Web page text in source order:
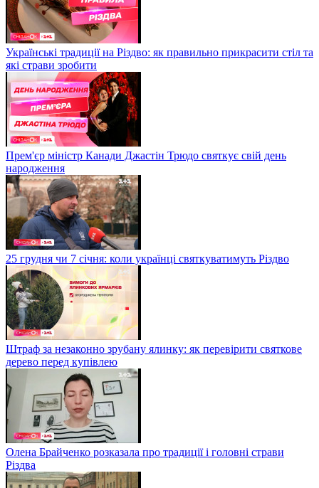
Українські традиції на Різдво: як правильно прикрасити стіл та
які страви зробити
Прем'єр міністр Канади Джастін Трюдо святкує свій день
народження
25 грудня чи 7 січня: коли українці святкуватимуть Різдво
Штраф за незаконно зрубану ялинку: як перевірити святкове
дерево перед купівлею
Олена Брайченко розказала про традиції і головні страви
Різдва